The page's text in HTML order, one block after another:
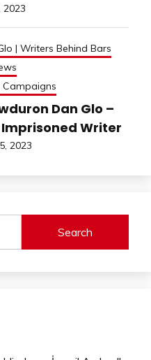
2023
| Writers Behind Bars
Campaigns
Dan Glo –
Writer
2023